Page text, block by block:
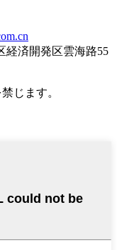
経済開発区雲海路55
じます。